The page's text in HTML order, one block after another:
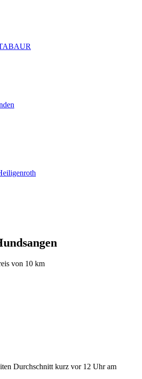
von 10 km
Durchschnitt kurz vor 12 Uhr am